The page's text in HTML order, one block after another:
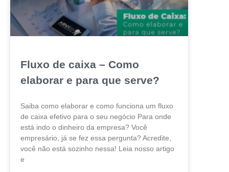
Fluxo de caixa – Como
elaborar e para que serve?
Saiba como elaborar e como funciona um fluxo
de caixa efetivo para o seu negócio Para onde
está indo o dinheiro da empresa? Você
empresário, já se fez essa pergunta? Acredite,
você não está sozinho nessa! Leia nosso artigo
e